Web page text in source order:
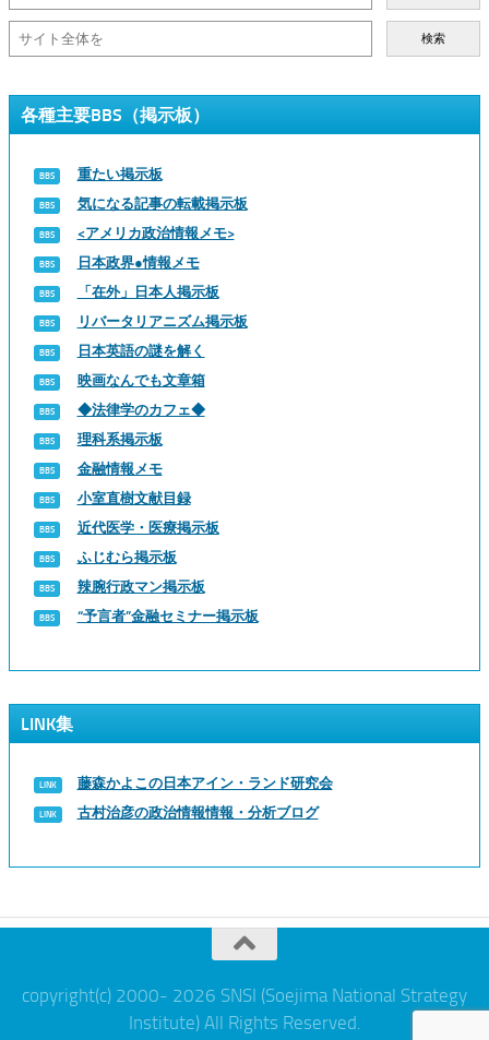
検索
各種主要BBS（掲示板）
重たい掲示板
気になる記事の転載掲示板
<アメリカ政治情報メモ>
日本政界●情報メモ
「在外」日本人掲示板
リバータリアニズム掲示板
日本英語の謎を解く
映画なんでも文章箱
◆法律学のカフェ◆
理科系掲示板
金融情報メモ
小室直樹文献目録
近代医学・医療掲示板
ふじむら掲示板
辣腕行政マン掲示板
“予言者”金融セミナー掲示板
LINK集
藤森かよこの日本アイン・ランド研究会
古村治彦の政治情報情報・分析ブログ
copyright(c) 2000- 2026 SNSI (Soejima National Strategy
Institute) All Rights Reserved.